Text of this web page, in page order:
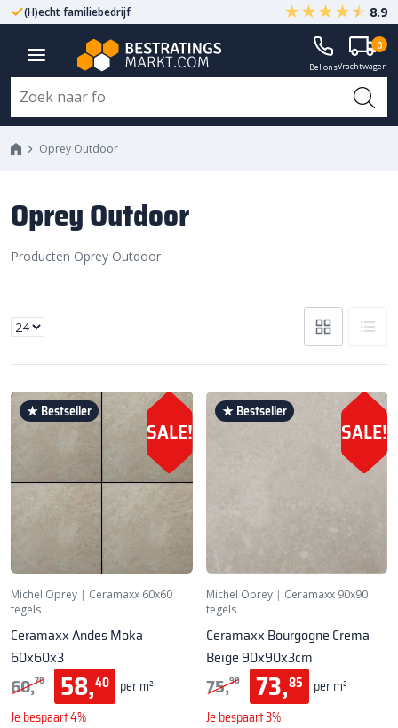
(H)echt familiebedrijf Gegarandeerd A-kwaliteit
8.9
Bel onsVrachtwagen
0
Oprey Outdoor
Oprey Outdoor
Producten Oprey Outdoor
★ Bestseller
SALE!
Michel Oprey | Ceramaxx 60x60
tegels
Ceramaxx Andes Moka
60x60x3
60,70 58,40 per m²
Je bespaart 4%
★ Bestseller
SALE!
Michel Oprey| Ceramaxx 90x90
tegels
Ceramaxx Bourgogne Crema
Beige 90x90x3cm
75,90 73,85
per m²
Je bespaart 3%